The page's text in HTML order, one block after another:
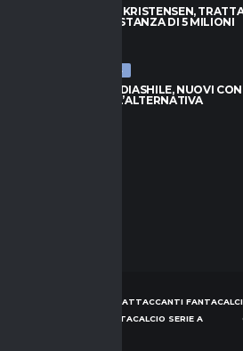
ATALANTA-KRISTENSEN,
APERTA: DISTANZA DI 5 MILIONI
ULTIME NEWS
NAPOLI-BADIASHILE, NUOVI
AGUERD È L’ALTERNATIVA
CONSIGLI ATTACCANTI
CONSIGLI DIFENSORI FANTACALCIO SERIE A